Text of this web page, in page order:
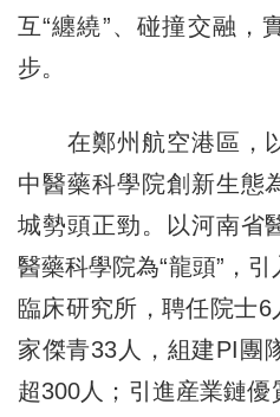
互“纏繞”、碰撞交融，
步。
在鄭州航空港區，
中醫藥科學院創新生態
城勢頭正勁。以河南省
醫藥科學院為“龍頭”，
臨床研究所，聘任院士
家傑青33人，組建PI團
超300人；引進産業鏈